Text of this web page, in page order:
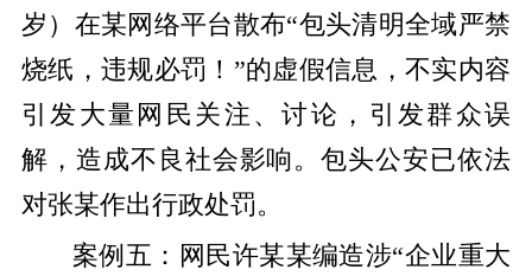
岁）在某网络平台散布“包头清明全域严禁
烧纸，违规必罚！”的虚假信息，不实内容
引发大量网民关注、讨论，引发群众误
解，造成不良社会影响。包头公安已依法
对张某作出行政处罚。
案例五：网民许某某编造涉“企业重大